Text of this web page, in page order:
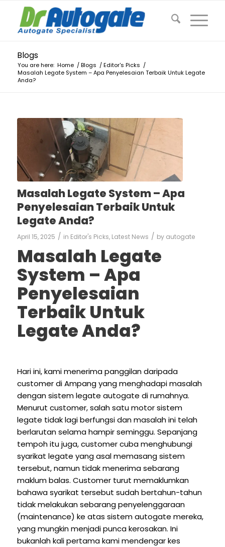
Blogs
You are here: Home / Blogs / Editor's Picks /
Masalah Legate System – Apa Penyelesaian Terbaik Untuk Legate
Anda?
Masalah Legate System – Apa
Penyelesaian Terbaik Untuk
Legate Anda?
April 15, 2025 / in Editor's Picks, Latest News / by autogate
Masalah Legate
System – Apa
Penyelesaian
Terbaik Untuk
Legate Anda?
Hari ini, kami menerima panggilan daripada
customer di Ampang yang menghadapi masalah
dengan sistem legate autogate di rumahnya.
Menurut customer, salah satu motor sistem
legate tidak lagi berfungsi dan masalah ini telah
berlarutan selama hampir seminggu. Sepanjang
tempoh itu juga, customer cuba menghubungi
syarikat legate yang asal memasang sistem
tersebut, namun tidak menerima sebarang
maklum balas. Customer turut memaklumkan
bahawa syarikat tersebut sudah bertahun-tahun
tidak melakukan sebarang penyelenggaraan
(maintenance) ke atas sistem autogate mereka,
yang mungkin menjadi punca kerosakan. Ini
bukanlah kali pertama kami mendengar kes